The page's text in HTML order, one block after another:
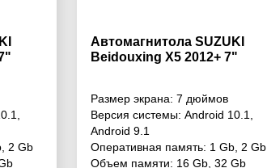
2 Gb
Автомагнитола SUZUKI
Beidouxing X5 2012+ 7"
Размер экрана: 7 дюймов
Версия системы: Android 10.1
Android 9.1
Оперативная память: 1 Gb 2 Gb
Объем памяти: 16 Gb 32 Gb